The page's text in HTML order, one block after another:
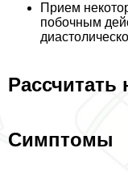
Прием
побочным
Симптомы